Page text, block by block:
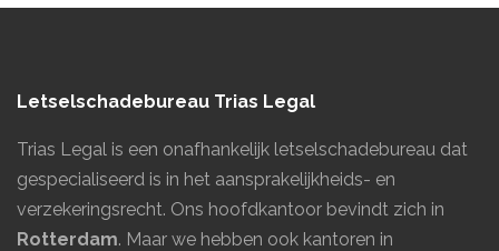
Letselschadebureau Trias Legal
Trias Legal is een onafhankelijk letselschadebureau dat
gespecialiseerd is in het aansprakelijkheids- en
verzekeringsrecht. Ons hoofdkantoor bevindt zich in
Rotterdam. Maar we hebben ook kantoren in